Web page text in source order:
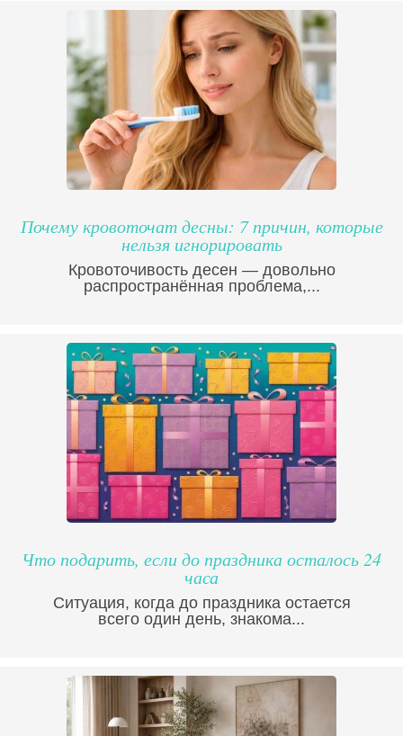
Почему кровоточат десны: 7 причин, которые
нельзя игнорировать
Кровоточивость десен — довольно
распространённая проблема,...
Что подарить, если до праздника осталось 24
часа
Ситуация, когда до праздника остается
всего один день, знакома...